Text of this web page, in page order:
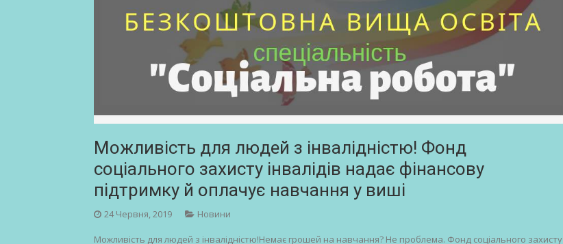
Можливість для людей з інвалідністю! Фонд
соціального захисту інвалідів надає фінансову
підтримку й оплачує навчання у виші
24 Червня, 2019 Новини
Можливість для людей з інвалідністю!Немає грошей на навчання? Не проблема. Фонд соціального захисту